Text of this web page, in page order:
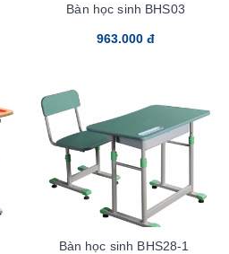
Bàn học sinh BHS03
963.000 đ
Bàn học sinh BHS28-1